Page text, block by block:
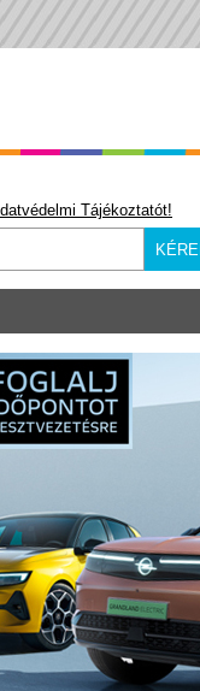
Tájékoztatót!